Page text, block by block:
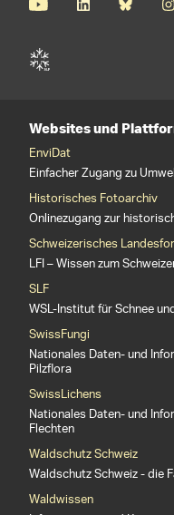
Websites und
EnviDat
Einfacher Zugang zu
Historisches Fotoarchiv
Onlinezugang zur
Schweizerisches
LFI – Wissen zum
SLF
WSL-Institut für Schnee
SwissFungi
Nationales Daten- und
Pilzflora
SwissLichens
Nationales Daten- und
Flechten
Waldschutz Schweiz
Waldschutz Schweiz - die
Waldwissen